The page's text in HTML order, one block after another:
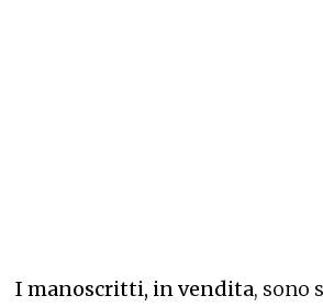
I manoscritti, in vendita, sono